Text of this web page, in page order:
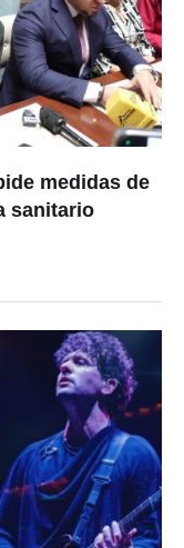
medidas de
sanitario